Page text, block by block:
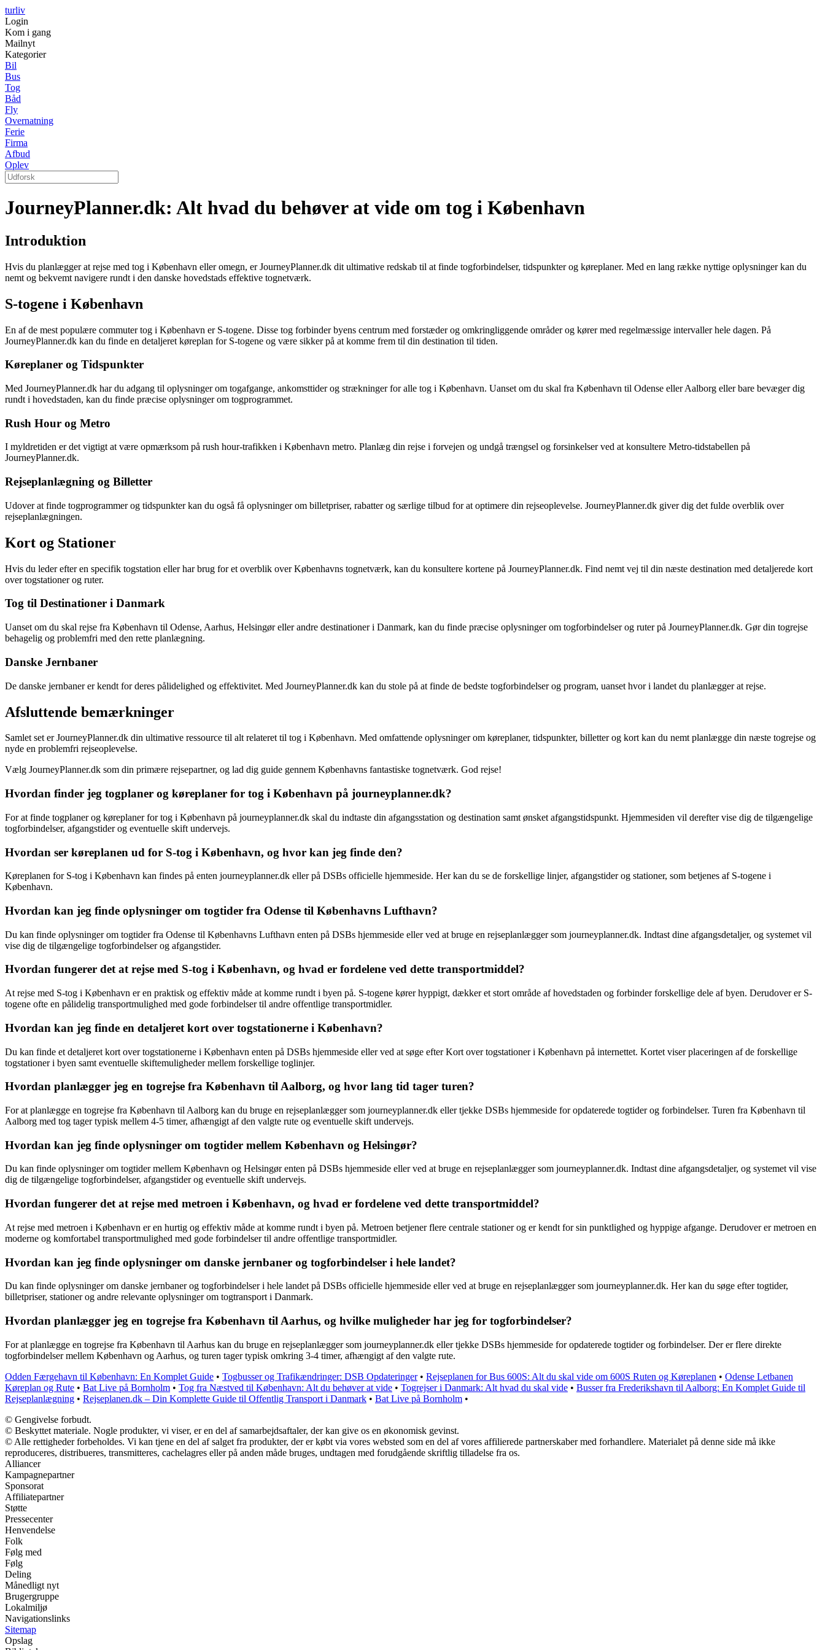
turliv
Login
Kom i gang
Mailnyt
Kategorier
Bil
Bus
Tog
Båd
Fly
Overnatning
Ferie
Firma
Afbud
Oplev
JourneyPlanner.dk: Alt hvad du behøver at vide om tog i København
Introduktion
Hvis du planlægger at rejse med tog i København eller omegn, er JourneyPlanner.dk dit ultimative redskab til at finde togforbindelser, tidspunkter og køreplaner. Med en lang række nyttige oplysninger kan du
nemt og bekvemt navigere rundt i den danske hovedstads effektive tognetværk.
S-togene i København
En af de mest populære commuter tog i København er S-togene. Disse tog forbinder byens centrum med forstæder og omkringliggende områder og kører med regelmæssige intervaller hele dagen. På
JourneyPlanner.dk kan du finde en detaljeret køreplan for S-togene og være sikker på at komme frem til din destination til tiden.
Køreplaner og Tidspunkter
Med JourneyPlanner.dk har du adgang til oplysninger om togafgange, ankomsttider og strækninger for alle tog i København. Uanset om du skal fra København til Odense eller Aalborg eller bare bevæger dig
rundt i hovedstaden, kan du finde præcise oplysninger om togprogrammet.
Rush Hour og Metro
I myldretiden er det vigtigt at være opmærksom på rush hour-trafikken i København metro. Planlæg din rejse i forvejen og undgå trængsel og forsinkelser ved at konsultere Metro-tidstabellen på
JourneyPlanner.dk.
Rejseplanlægning og Billetter
Udover at finde togprogrammer og tidspunkter kan du også få oplysninger om billetpriser, rabatter og særlige tilbud for at optimere din rejseoplevelse. JourneyPlanner.dk giver dig det fulde overblik over
rejseplanlægningen.
Kort og Stationer
Hvis du leder efter en specifik togstation eller har brug for et overblik over Københavns tognetværk, kan du konsultere kortene på JourneyPlanner.dk. Find nemt vej til din næste destination med detaljerede kort
over togstationer og ruter.
Tog til Destinationer i Danmark
Uanset om du skal rejse fra København til Odense, Aarhus, Helsingør eller andre destinationer i Danmark, kan du finde præcise oplysninger om togforbindelser og ruter på JourneyPlanner.dk. Gør din togrejse
behagelig og problemfri med den rette planlægning.
Danske Jernbaner
De danske jernbaner er kendt for deres pålidelighed og effektivitet. Med JourneyPlanner.dk kan du stole på at finde de bedste togforbindelser og program, uanset hvor i landet du planlægger at rejse.
Afsluttende bemærkninger
Samlet set er JourneyPlanner.dk din ultimative ressource til alt relateret til tog i København. Med omfattende oplysninger om køreplaner, tidspunkter, billetter og kort kan du nemt planlægge din næste togrejse og
nyde en problemfri rejseoplevelse.
Vælg JourneyPlanner.dk som din primære rejsepartner, og lad dig guide gennem Københavns fantastiske tognetværk. God rejse!
Hvordan finder jeg togplaner og køreplaner for tog i København på journeyplanner.dk?
For at finde togplaner og køreplaner for tog i København på journeyplanner.dk skal du indtaste din afgangsstation og destination samt ønsket afgangstidspunkt. Hjemmesiden vil derefter vise dig de tilgængelige
togforbindelser, afgangstider og eventuelle skift undervejs.
Hvordan ser køreplanen ud for S-tog i København, og hvor kan jeg finde den?
Køreplanen for S-tog i København kan findes på enten journeyplanner.dk eller på DSBs officielle hjemmeside. Her kan du se de forskellige linjer, afgangstider og stationer, som betjenes af S-togene i
København.
Hvordan kan jeg finde oplysninger om togtider fra Odense til Københavns Lufthavn?
Du kan finde oplysninger om togtider fra Odense til Københavns Lufthavn enten på DSBs hjemmeside eller ved at bruge en rejseplanlægger som journeyplanner.dk. Indtast dine afgangsdetaljer, og systemet vil
vise dig de tilgængelige togforbindelser og afgangstider.
Hvordan fungerer det at rejse med S-tog i København, og hvad er fordelene ved dette transportmiddel?
At rejse med S-tog i København er en praktisk og effektiv måde at komme rundt i byen på. S-togene kører hyppigt, dækker et stort område af hovedstaden og forbinder forskellige dele af byen. Derudover er S-
togene ofte en pålidelig transportmulighed med gode forbindelser til andre offentlige transportmidler.
Hvordan kan jeg finde en detaljeret kort over togstationerne i København?
Du kan finde et detaljeret kort over togstationerne i København enten på DSBs hjemmeside eller ved at søge efter Kort over togstationer i København på internettet. Kortet viser placeringen af de forskellige
togstationer i byen samt eventuelle skiftemuligheder mellem forskellige toglinjer.
Hvordan planlægger jeg en togrejse fra København til Aalborg, og hvor lang tid tager turen?
For at planlægge en togrejse fra København til Aalborg kan du bruge en rejseplanlægger som journeyplanner.dk eller tjekke DSBs hjemmeside for opdaterede togtider og forbindelser. Turen fra København til
Aalborg med tog tager typisk mellem 4-5 timer, afhængigt af den valgte rute og eventuelle skift undervejs.
Hvordan kan jeg finde oplysninger om togtider mellem København og Helsingør?
Du kan finde oplysninger om togtider mellem København og Helsingør enten på DSBs hjemmeside eller ved at bruge en rejseplanlægger som journeyplanner.dk. Indtast dine afgangsdetaljer, og systemet vil vise
dig de tilgængelige togforbindelser, afgangstider og eventuelle skift undervejs.
Hvordan fungerer det at rejse med metroen i København, og hvad er fordelene ved dette transportmiddel?
At rejse med metroen i København er en hurtig og effektiv måde at komme rundt i byen på. Metroen betjener flere centrale stationer og er kendt for sin punktlighed og hyppige afgange. Derudover er metroen en
moderne og komfortabel transportmulighed med gode forbindelser til andre offentlige transportmidler.
Hvordan kan jeg finde oplysninger om danske jernbaner og togforbindelser i hele landet?
Du kan finde oplysninger om danske jernbaner og togforbindelser i hele landet på DSBs officielle hjemmeside eller ved at bruge en rejseplanlægger som journeyplanner.dk. Her kan du søge efter togtider,
billetpriser, stationer og andre relevante oplysninger om togtransport i Danmark.
Hvordan planlægger jeg en togrejse fra København til Aarhus, og hvilke muligheder har jeg for togforbindelser?
For at planlægge en togrejse fra København til Aarhus kan du bruge en rejseplanlægger som journeyplanner.dk eller tjekke DSBs hjemmeside for opdaterede togtider og forbindelser. Der er flere direkte
togforbindelser mellem København og Aarhus, og turen tager typisk omkring 3-4 timer, afhængigt af den valgte rute.
Odden Færgehavn til København: En Komplet Guide • Togbusser og Trafikændringer: DSB Opdateringer• Rejseplanen for Bus 600S: Alt du skal vide om 600S Ruten og Køreplanen • Odense Letbanen
Køreplan og Rute • Bat Live på Bornholm • Tog fra Næstved til København: Alt du behøver at vide • Togrejser i Danmark: Alt hvad du skal vide • Busser fra Frederikshavn til Aalborg: En Komplet Guide til
Rejseplanlægning • Rejseplanen.dk – Din Komplette Guide til Offentlig Transport i Danmark • Bat Live på Bornholm •
© Gengivelse forbudt.
© Beskyttet materiale. Nogle produkter, vi viser, er en del af samarbejdsaftaler, der kan give os en økonomisk gevinst.
© Alle rettigheder forbeholdes. Vi kan tjene en del af salget fra produkter, der er købt via vores websted som en del af vores affilierede partnerskaber med forhandlere. Materialet på denne side må ikke
reproduceres, distribueres, transmitteres, cachelagres eller på anden måde bruges, undtagen med forudgående skriftlig tilladelse fra os.
Alliancer
Kampagnepartner
Sponsorat
Affiliatepartner
Støtte
Pressecenter
Henvendelse
Folk
Følg med
Følg
Deling
Månedligt nyt
Brugergruppe
Lokalmiljø
Navigationslinks
Sitemap
Opslag